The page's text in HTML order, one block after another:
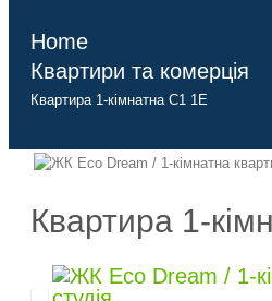
Home
Квартири та комерція
Квартира 1-кімнатна C1 1E
Квартира 1-